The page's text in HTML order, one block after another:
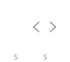
S S